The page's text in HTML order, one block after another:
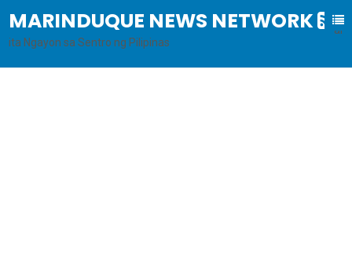
MARINDUQUE NEWS NETWORK
B
al
ita Ngayon sa Sentro ng Pilipinas